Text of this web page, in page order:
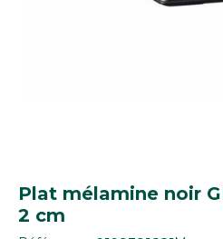
Plat mélamine noir
2 cm